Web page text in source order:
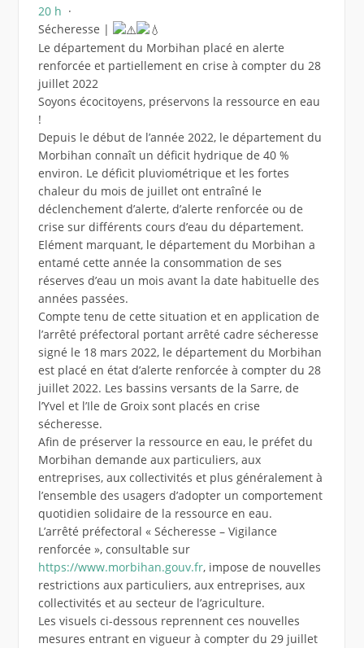
20 h ·
Sécheresse |
Le département du Morbihan placé en alerte
renforcée et partiellement en crise à compter du 28
juillet 2022
Soyons écocitoyens, préservons la ressource en eau
!
Depuis le début de l’année 2022, le département du
Morbihan connaît un déficit hydrique de 40 %
environ. Le déficit pluviométrique et les fortes
chaleur du mois de juillet ont entraîné le
déclenchement d’alerte, d’alerte renforcée ou de
crise sur différents cours d’eau du département.
Elément marquant, le département du Morbihan a
entamé cette année la consommation de ses
réserves d’eau un mois avant la date habituelle des
années passées.
Compte tenu de cette situation et en application de
l’arrêté préfectoral portant arrêté cadre sécheresse
signé le 18 mars 2022, le département du Morbihan
est placé en état d’alerte renforcée à compter du 28
juillet 2022. Les bassins versants de la Sarre, de
l’Yvel et l’Ile de Groix sont placés en crise
sécheresse.
Afin de préserver la ressource en eau, le préfet du
Morbihan demande aux particuliers, aux
entreprises, aux collectivités et plus généralement à
l’ensemble des usagers d’adopter un comportement
quotidien solidaire de la ressource en eau.
L’arrêté préfectoral « Sécheresse – Vigilance
renforcée », consultable sur
https://www.morbihan.gouv.fr, impose de nouvelles
restrictions aux particuliers, aux entreprises, aux
collectivités et au secteur de l’agriculture.
Les visuels ci-dessous reprennent ces nouvelles
mesures entrant en vigueur à compter du 29 juillet